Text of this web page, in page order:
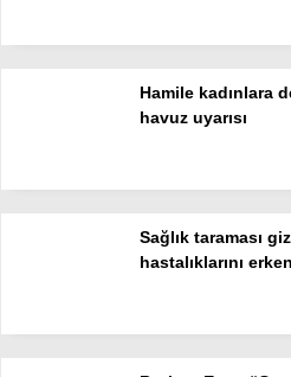
Hamile kadınlara
havuz uyarısı
Sağlık taraması
hastalıklarını